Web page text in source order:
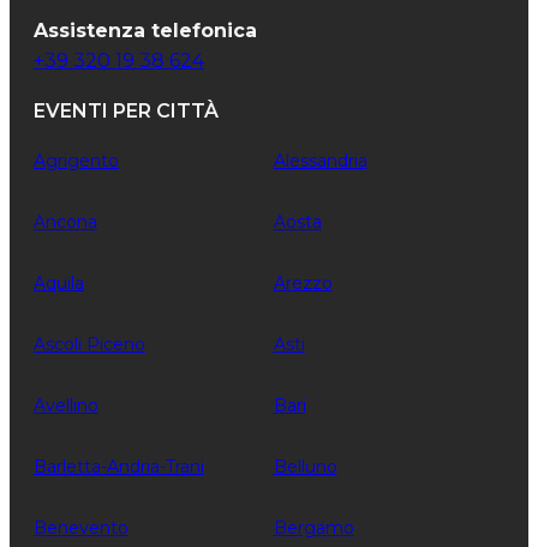
Assistenza telefonica
+39 320 19 38 624
EVENTI PER CITTÀ
Agrigento Alessandria
Ancona Aosta
Aquila Arezzo
Ascoli Piceno Asti
Avellino Bari
Barletta-Andria-Trani Belluno
Benevento Bergamo